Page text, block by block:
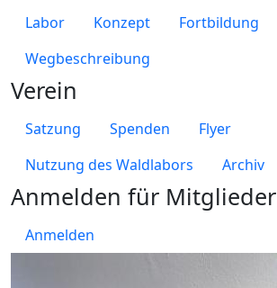
Labor Konzept
Fortbildung
Wegbeschreibung
Verein
Satzung Spenden
Flyer
Nutzung des Waldlabors
Archiv
Anmelden für Mitglieder
Anmelden